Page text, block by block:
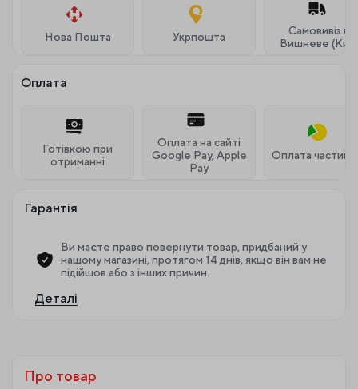
Нова Пошта Укрпошта
Самовивіз м.
Вишневе
Оплата
Готівкою при
отриманні
Оплата на сайті
Google Pay, Apple
Pay
Оплата
Гарантія
Ви маєте право повернути товар, придбаний у
нашому магазині, протягом 14 днів, якщо він вам не
підійшов або з інших причин.
Деталі
Про товар